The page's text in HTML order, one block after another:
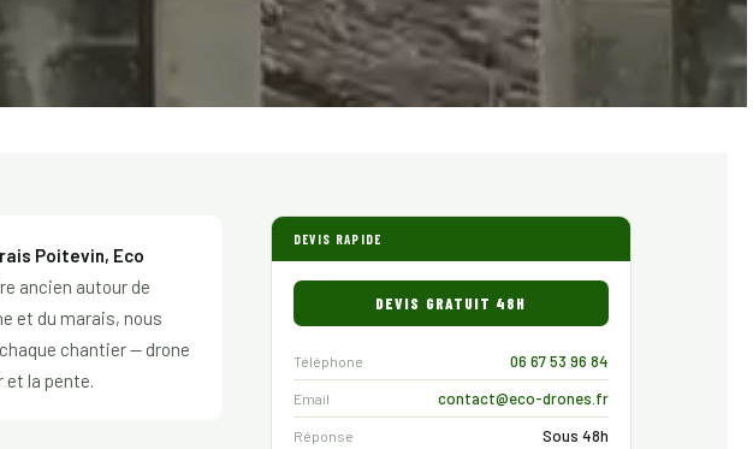
Poitevin, Eco
ancien autour de
et du marais, nous
chantier — drone
la pente.
DEVIS RAPIDE
DEVIS GRATUIT 48H
Téléphone 06 67 53 96 84
Email contact@eco-drones.fr
Réponse Sous 48h